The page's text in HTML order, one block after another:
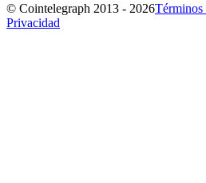
© Cointelegraph 2013 - 2026Términos
Privacidad